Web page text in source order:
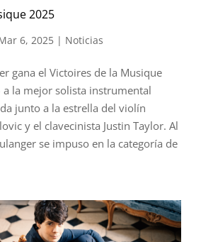
2025
6, 2025| Noticias
gana el Victoires de la Musique
a la mejor solista instrumental
junto a la estrella del violín
y el clavecinista Justin Taylor. Al
se impuso en la categoría de